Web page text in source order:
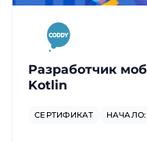
Разработчик
Kotlin
СЕРТИФИКАТ